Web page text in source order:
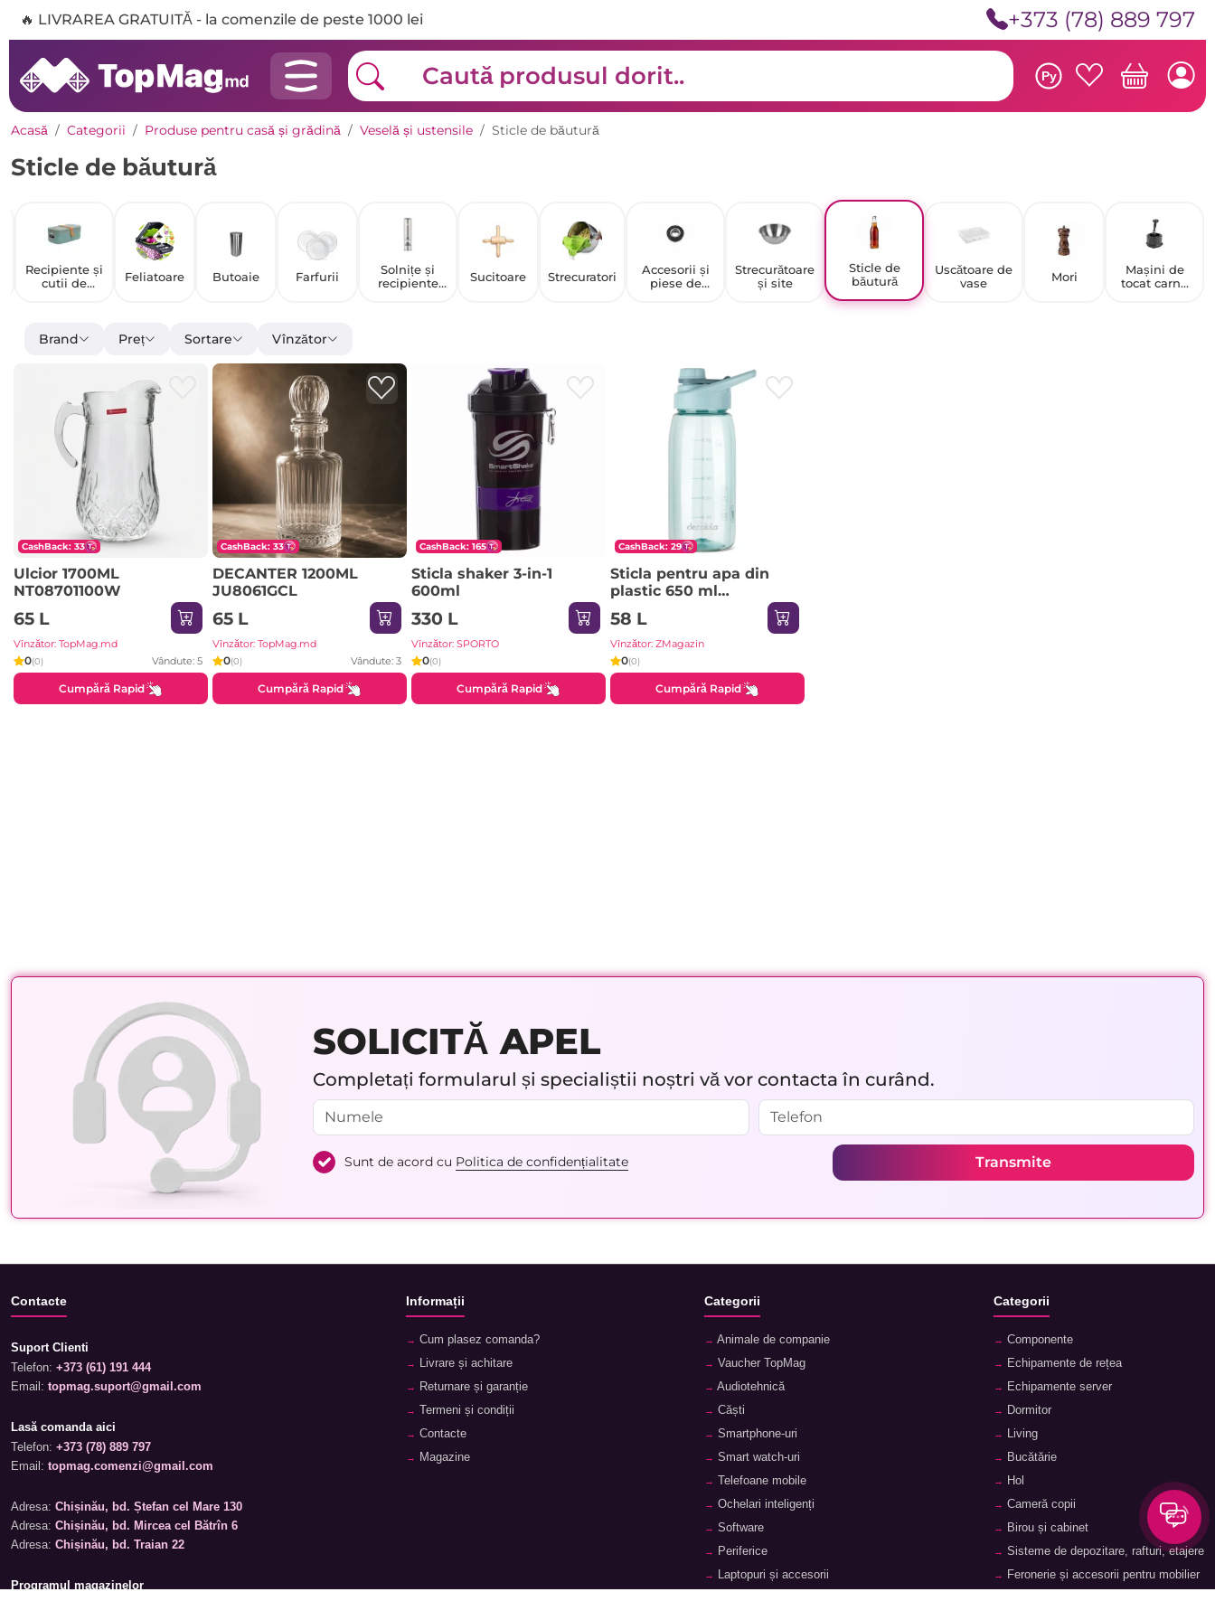
🔥 LIVRAREA GRATUITĂ - la comenzile de peste 1000 lei +373 (78) 889 797
Ру
Acasă Categorii Produse pentru casă și grădină Veselă și ustensile Sticle de băutură
Sticle de băutură
Recipiente și
cutii de
Feliatoare Butoaie Farfurii
Solnițe și
recipiente
Sucitoare Strecuratori
Accesorii și
piese de
Strecurătoare
și site
Sticle de
băutură
Uscătoare de
vase
Mori
Mașini de
tocat carne
Brand Preț Sortare Vînzător
CashBack: 33
Ulcior 1700ML
NT08701100W
65 L
Vînzător: TopMag.md
0(0) Vândute: 5
Cumpără Rapid
CashBack: 33
DECANTER 1200ML
JU8061GCL
65 L
Vînzător: TopMag.md
0(0) Vândute: 3
Cumpără Rapid
CashBack: 165
Sticla shaker 3-in-1
600ml
330 L
Vînzător: SPORTO
0(0)
Cumpără Rapid
CashBack: 29
Sticla pentru apa din
plastic 650 ml
DECAKILA
58 L
Vînzător: ZMagazin
0(0)
Cumpără Rapid
SOLICITĂ APEL
Completați formularul și specialiștii noștri vă vor contacta în curând.
Sunt de acord cu Politica de confidențialitate Transmite
Contacte
Suport Clienti
Telefon: +373 (61) 191 444
Email: topmag.suport@gmail.com
Lasă comanda aici
Telefon: +373 (78) 889 797
Email: topmag.comenzi@gmail.com
Adresa: Chișinău, bd. Ștefan cel Mare 130
Adresa: Chișinău, bd. Mircea cel Bătrîn 6
Adresa: Chișinău, bd. Traian 22
Programul magazinelor
Informații
Cum plasez comanda?
Livrare și achitare
Returnare și garanție
Termeni și condiții
Contacte
Magazine
Categorii
Animale de companie
Vaucher TopMag
Audiotehnică
Căști
Smartphone-uri
Smart watch-uri
Telefoane mobile
Ochelari inteligenți
Software
Periferice
Laptopuri și accesorii
Categorii
Componente
Echipamente de rețea
Echipamente server
Dormitor
Living
Bucătărie
Hol
Cameră copii
Birou și cabinet
Sisteme de depozitare, rafturi, etajere
Feronerie și accesorii pentru mobilier